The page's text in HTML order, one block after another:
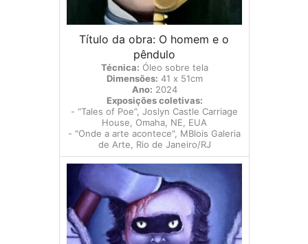
Título da obra: O homem e o
pêndulo
Técnica: Óleo sobre tela
Dimensões: 41 x 51cm
Ano: 2024
Exposições coletivas:
- “Tales of Poe”, Joslyn Castle Carriage
House, Omaha, NE, EUA
- "Onde a arte acontece", MBlois Galeria
de Arte, Rio de Janeiro/RJ